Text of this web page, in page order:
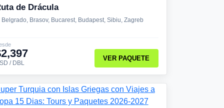
de Drácula
Belgrado, Brasov, Bucarest, Budapest, Sibiu, Zagreb
/ DBL
VER PAQUETE